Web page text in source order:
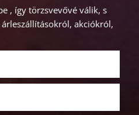
, így törzsvevővé válik, s
akciókról,